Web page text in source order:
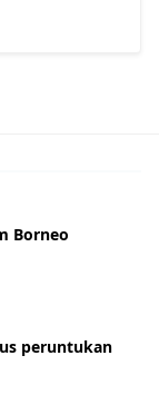
Borneo
peruntukan